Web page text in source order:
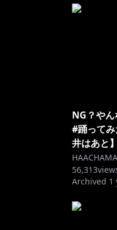
NG？や
#踊って
井はあと】
56,313
Archived 1